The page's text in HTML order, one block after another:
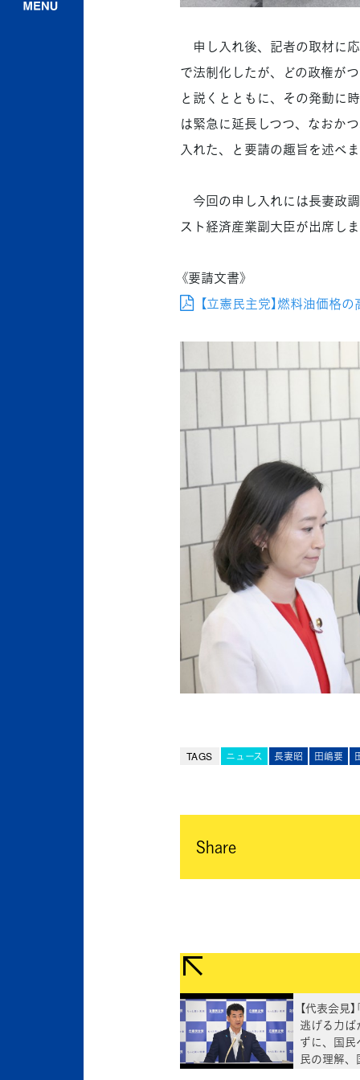
申し入れ後、記者の取材に
で法制化したが、どの政権が
と説くとともに、その発動に
は緊急に延長しつつ、なおか
入れた、と要請の趣旨を述べ
今回の申し入れには長妻政
スト経済産業副大臣が出席し
《要請文書》
【立憲民主党】燃料油価格
TAGS ニュース 長妻昭 田嶋要
Share
【代表会見
逃げる力
ずに、国
民の理解